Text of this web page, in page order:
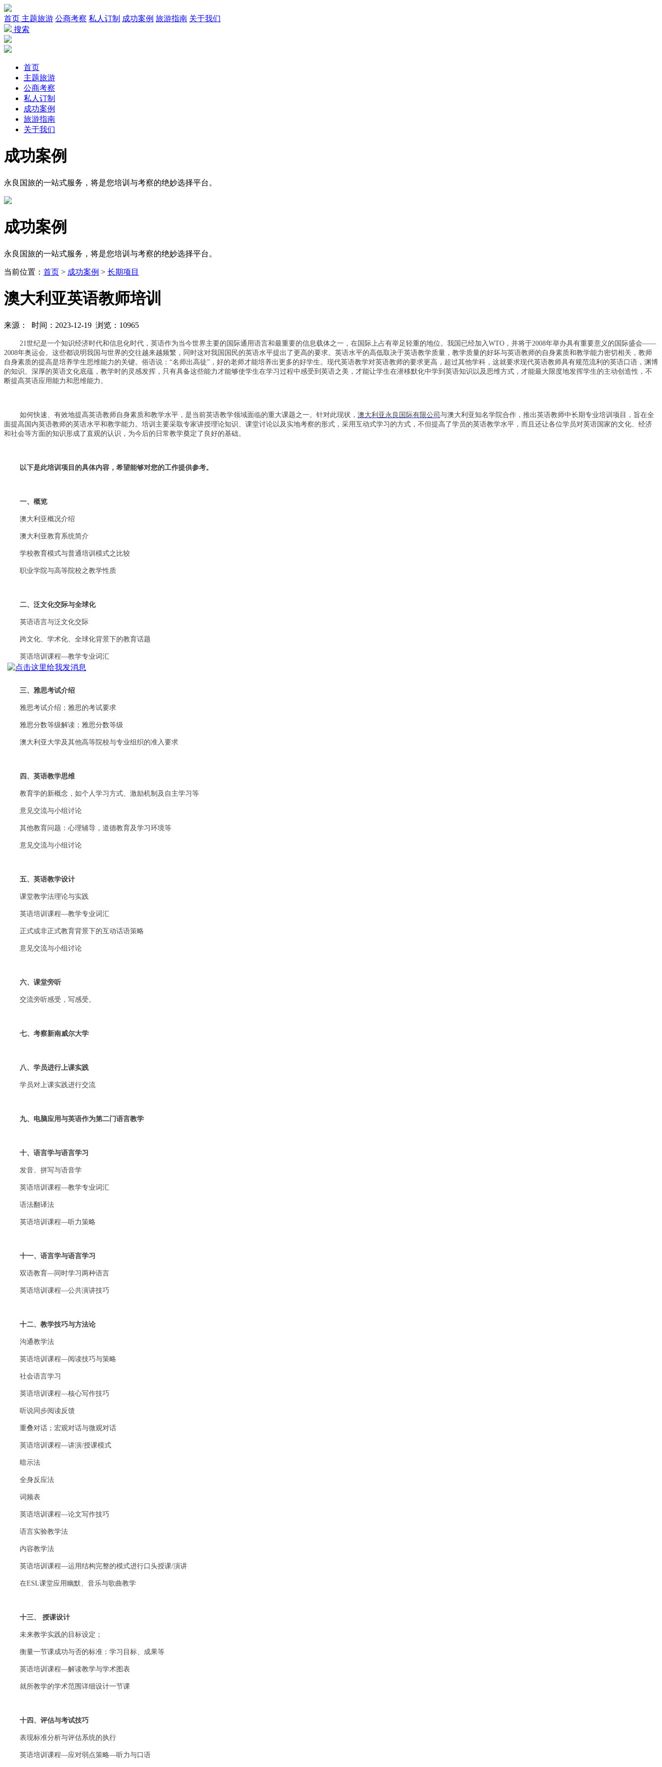
首页 主题旅游 公商考察 私人订制 成功案例 旅游指南 关于我们
搜索
首页
主题旅游
公商考察
私人订制
成功案例
旅游指南
关于我们
成功案例
永良国旅的一站式服务，将是您培训与考察的绝妙选择平台。
成功案例
永良国旅的一站式服务，将是您培训与考察的绝妙选择平台。
当前位置： 首页 > 成功案例 > 长期项目
澳大利亚英语教师培训
来源： 时间：2023-12-19 浏览：10965
21世纪是一个知识经济时代和信息化时代，英语作为当今世界主要的国际通用语言和最重要的信息载体之一，在国际上占有举足轻重的地位。我国已经加入WTO，并将于2008年举办具有重要意义的国际盛会——
2008年奥运会。这些都说明我国与世界的交往越来越频繁，同时这对我国国民的英语水平提出了更高的要求。英语水平的高低取决于英语教学质量，教学质量的好坏与英语教师的自身素质和教学能力密切相关，教师
自身素质的提高是培养学生思维能力的关键。俗语说：“名师出高徒”，好的老师才能培养出更多的好学生。现代英语教学对英语教师的要求更高，超过其他学科，这就要求现代英语教师具有规范流利的英语口语，渊博
的知识、深厚的英语文化底蕴，教学时的灵感发挥，只有具备这些能力才能够使学生在学习过程中感受到英语之美，才能让学生在潜移默化中学到英语知识以及思维方式，才能最大限度地发挥学生的主动创造性，不
断提高英语应用能力和思维能力。
如何快速、有效地提高英语教师自身素质和教学水平，是当前英语教学领域面临的重大课题之一。针对此现状， 澳大利亚永良国际有限公司 与澳大利亚知名学院合作，推出英语教师中长期专业培训项目，旨在全
面提高国内英语教师的英语水平和教学能力。培训主要采取专家讲授理论知识、课堂讨论以及实地考察的形式，采用互动式学习的方式，不但提高了学员的英语教学水平，而且还让各位学员对英语国家的文化、经济
和社会等方面的知识形成了直观的认识，为今后的日常教学奠定了良好的基础。
以下是此培训项目的具体内容，希望能够对您的工作提供参考。
一、概览
澳大利亚概况介绍
澳大利亚教育系统简介
学校教育模式与普通培训模式之比较
职业学院与高等院校之教学性质
二、泛文化交际与全球化
英语语言与泛文化交际
跨文化、学术化、全球化背景下的教育话题
英语培训课程—教学专业词汇
三、雅思考试介绍
雅思考试介绍；雅思的考试要求
雅思分数等级解读；雅思分数等级
澳大利亚大学及其他高等院校与专业组织的准入要求
四、英语教学思维
教育学的新概念，如个人学习方式、激励机制及自主学习等
意见交流与小组讨论
其他教育问题：心理辅导，道德教育及学习环境等
意见交流与小组讨论
五、英语教学设计
课堂教学法理论与实践
英语培训课程—教学专业词汇
正式或非正式教育背景下的互动话语策略
意见交流与小组讨论
六、课堂旁听
交流旁听感受，写感受。
七、考察新南威尔大学
八、学员进行上课实践
学员对上课实践进行交流
九、电脑应用与英语作为第二门语言教学
十、语言学与语言学习
发音、拼写与语音学
英语培训课程—教学专业词汇
语法翻译法
英语培训课程—听力策略
十一、语言学与语言学习
双语教育—同时学习两种语言
英语培训课程—公共演讲技巧
十二、教学技巧与方法论
沟通教学法
英语培训课程—阅读技巧与策略
社会语言学习
英语培训课程—核心写作技巧
听说同步阅读反馈
重叠对话；宏观对话与微观对话
英语培训课程—讲演/授课模式
暗示法
全身反应法
词频表
英语培训课程—论文写作技巧
语言实验教学法
内容教学法
英语培训课程—运用结构完整的模式进行口头授课/演讲
在ESL课堂应用幽默、音乐与歌曲教学
十三、 授课设计
未来教学实践的目标设定；
衡量一节课成功与否的标准：学习目标、成果等
英语培训课程—解读教学与学术图表
就所教学的学术范围详细设计一节课
十四、评估与考试技巧
表现标准分析与评估系统的执行
英语培训课程—应对弱点策略—听力与口语